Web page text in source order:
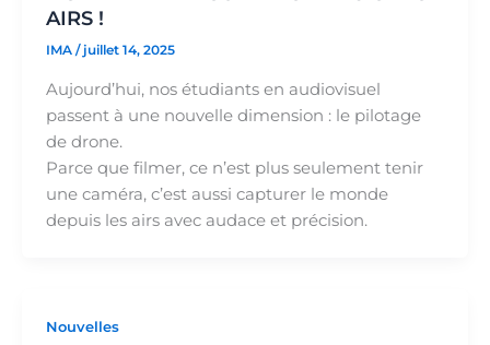
AIRS !
IMA / juillet 14, 2025
Aujourd’hui, nos étudiants en audiovisuel
passent à une nouvelle dimension : le pilotage
de drone.
Parce que filmer, ce n’est plus seulement tenir
une caméra, c’est aussi capturer le monde
depuis les airs avec audace et précision.
Nouvelles